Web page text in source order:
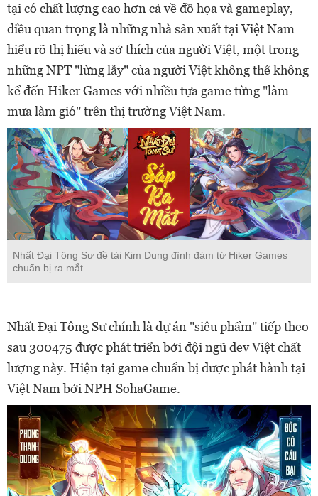
tại có chất lượng cao hơn cả về đồ họa và gameplay,
điều quan trọng là những nhà sản xuất tại Việt Nam
hiểu rõ thị hiếu và sở thích của người Việt, một trong
những NPT "lừng lẫy" của người Việt không thể không
kể đến Hiker Games với nhiều tựa game từng "làm
mưa làm gió" trên thị trường Việt Nam.
Nhất Đại Tông Sư đề tài Kim Dung đình đám từ Hiker Games
chuẩn bị ra mắt
Nhất Đại Tông Sư chính là dự án "siêu phẩm" tiếp theo
sau 300475 được phát triển bởi đội ngũ dev Việt chất
lượng này. Hiện tại game chuẩn bị được phát hành tại
Việt Nam bởi NPH SohaGame.